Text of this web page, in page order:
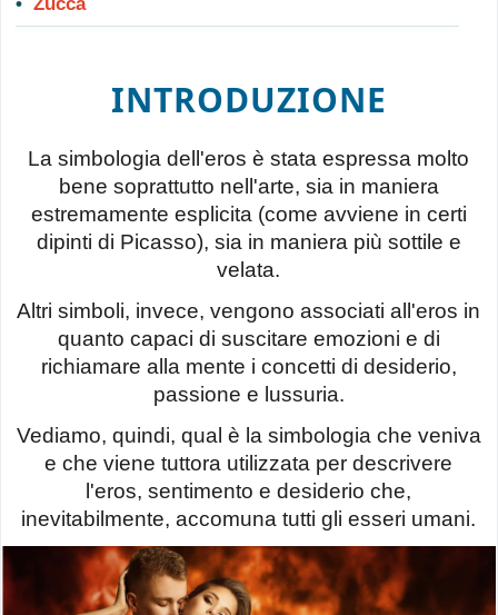
INTRODUZIONE
La simbologia dell'eros è stata espressa molto
bene soprattutto nell'arte, sia in maniera
estremamente esplicita (come avviene in certi
dipinti di Picasso), sia in maniera più sottile e
velata.
Altri simboli, invece, vengono associati all'eros in
quanto capaci di suscitare emozioni e di
richiamare alla mente i concetti di desiderio,
passione e lussuria.
Vediamo, quindi, qual è la simbologia che veniva
e che viene tuttora utilizzata per descrivere
l'eros, sentimento e desiderio che,
inevitabilmente, accomuna tutti gli esseri umani.